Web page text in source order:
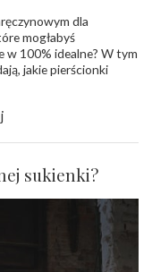
dla
mogłabyś
w 100% idealne? W tym
jakie pierścionki
sukienki?